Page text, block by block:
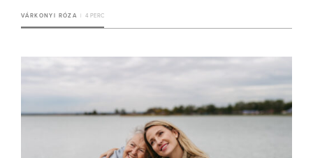
VÁRKONYI RÓZA 4 PERC